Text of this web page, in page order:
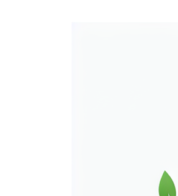
De e-commerce
Deze Algemene